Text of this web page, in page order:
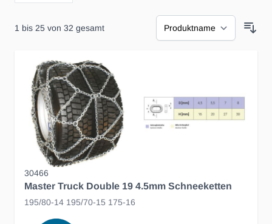
1 bis 25 von 32 gesamt
30466
Master Truck Double 19 4.5mm Schneeketten
195/80-14 195/70-15 175-16